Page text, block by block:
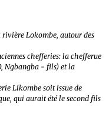
rivière Lokombe, autour des
chefferies: la chefferue
Ngbangba - fils) et la
Likombe soit issue de
qui aurait été le second fils